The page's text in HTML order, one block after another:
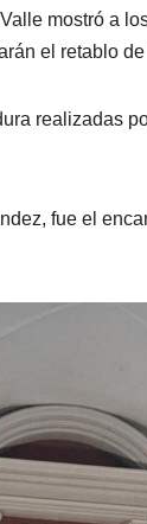
mostró a
el retablo
realizadas
fue el